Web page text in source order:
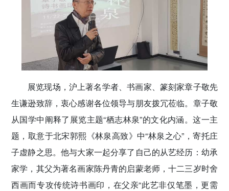
展览现场，沪上著名学者、书画家、篆刻家章子敬先
生谦逊致辞，衷心感谢各位领导与朋友拨冗莅临。章子敬
从国学中阐释了展览主题“栖志林泉”的文化内涵。这一主
题，取意于北宋郭熙《林泉高致》中“林泉之心”，寄托庄
子虚静之思。他与大家一起分享了自己的从艺经历：幼承
家学，其父为著名画家陈丹青的启蒙老师，十二三岁时舍
西画而专攻传统诗书画印，在父亲“此艺非仅笔墨，更需